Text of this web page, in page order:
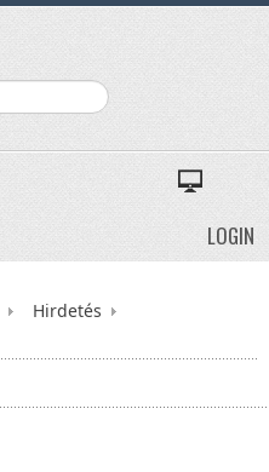
LOGIN
Hirdetés